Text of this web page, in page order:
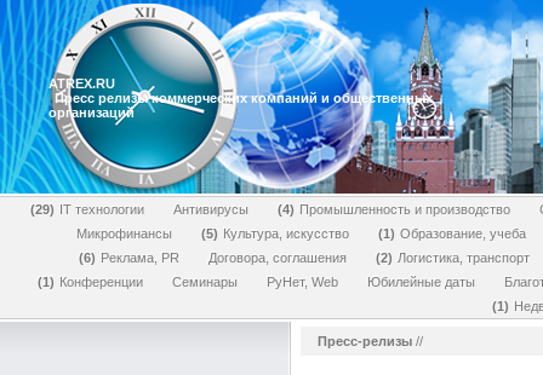
ATREX.RU
Пресс релизы коммерческих компаний и общественных
организаций
29 IT технологии Антивирусы 4 Промышленность и производство
Микрофинансы
5 Культура, искусство 1
Образование, учеба
6
Реклама, PR Договора, соглашения 2
Логистика, транспорт
1
Конференции Семинары РуНет, Web Юбилейные даты
1
Пресс-релизы //